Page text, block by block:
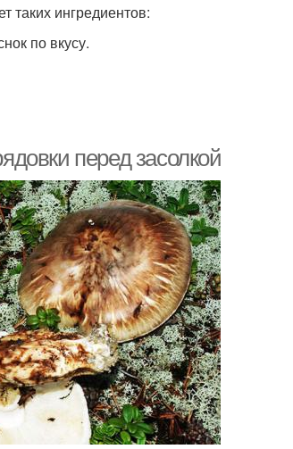
таких ингредиентов:
по вкусу.
перед засолкой